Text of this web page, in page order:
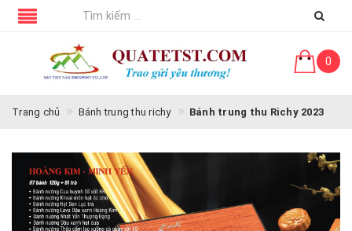
0
Trang chủ Bánh trung thu richy Bánh trung thu Richy 2023